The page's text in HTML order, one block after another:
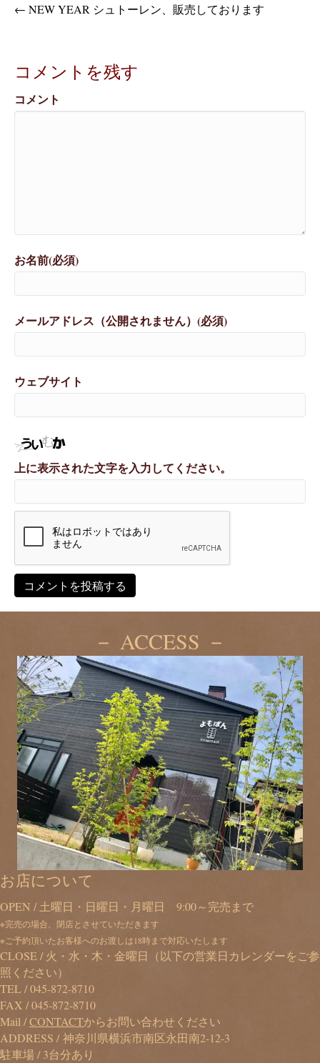
← NEW YEAR シュトーレン、販売しております
コメントを残す
コメント
お名前(必須)
メールアドレス（公開されません）(必須)
ウェブサイト
上に表示された文字を入力してください。
－ ACCESS －
お店について
OPEN / 土曜日・日曜日・月曜日 9:00～完売まで
※完売の場合、閉店とさせていただきます
※ご予約頂いたお客様へのお渡しは18時まで対応いたします
CLOSE / 火・水・木・金曜日（以下の営業日カレンダーをご参
照ください）
TEL /045-872-8710
FAX / 045-872-8710
Mail /CONTACTからお問い合わせください
ADDRESS / 神奈川県横浜市南区永田南2-12-3
駐車場 / 3台分あり